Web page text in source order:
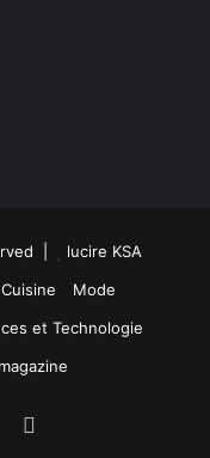
|
lucire KSA
Cuisine
Mode
et Technologie